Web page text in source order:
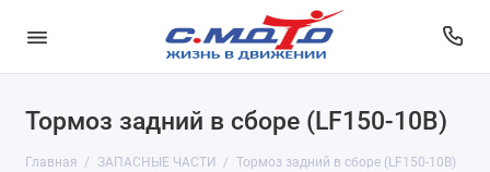
Тормоз задний в сборе (LF150-10B)
Главная ЗАПАСНЫЕ ЧАСТИ Тормоз задний в сборе (LF150-10B)